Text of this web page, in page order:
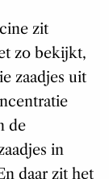
zit
zo bekijkt,
zaadjes uit
de
in
daar zit het